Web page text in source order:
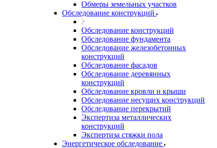
Обмеры земельных участков
Обследование конструкций
Обследование конструкций
Обследование фундамента
Обследование железобетонных
конструкций
Обследование фасадов
Обследование деревянных
конструкций
Обследование кровли и крыши
Обследование несущих конструкций
Обследование перекрытий
Экспертиза металлических
конструкций
Экспертиза стяжки пола
Энергетическое обследование